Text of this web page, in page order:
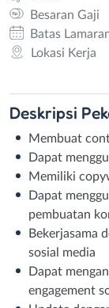
Besaran Gaji
Batas
Lokasi Kerja
Deskripsi
Membuat
Dapat
Memiliki
Dapat
pembuatan
Bekerjasama
sosial media
Dapat
engagement